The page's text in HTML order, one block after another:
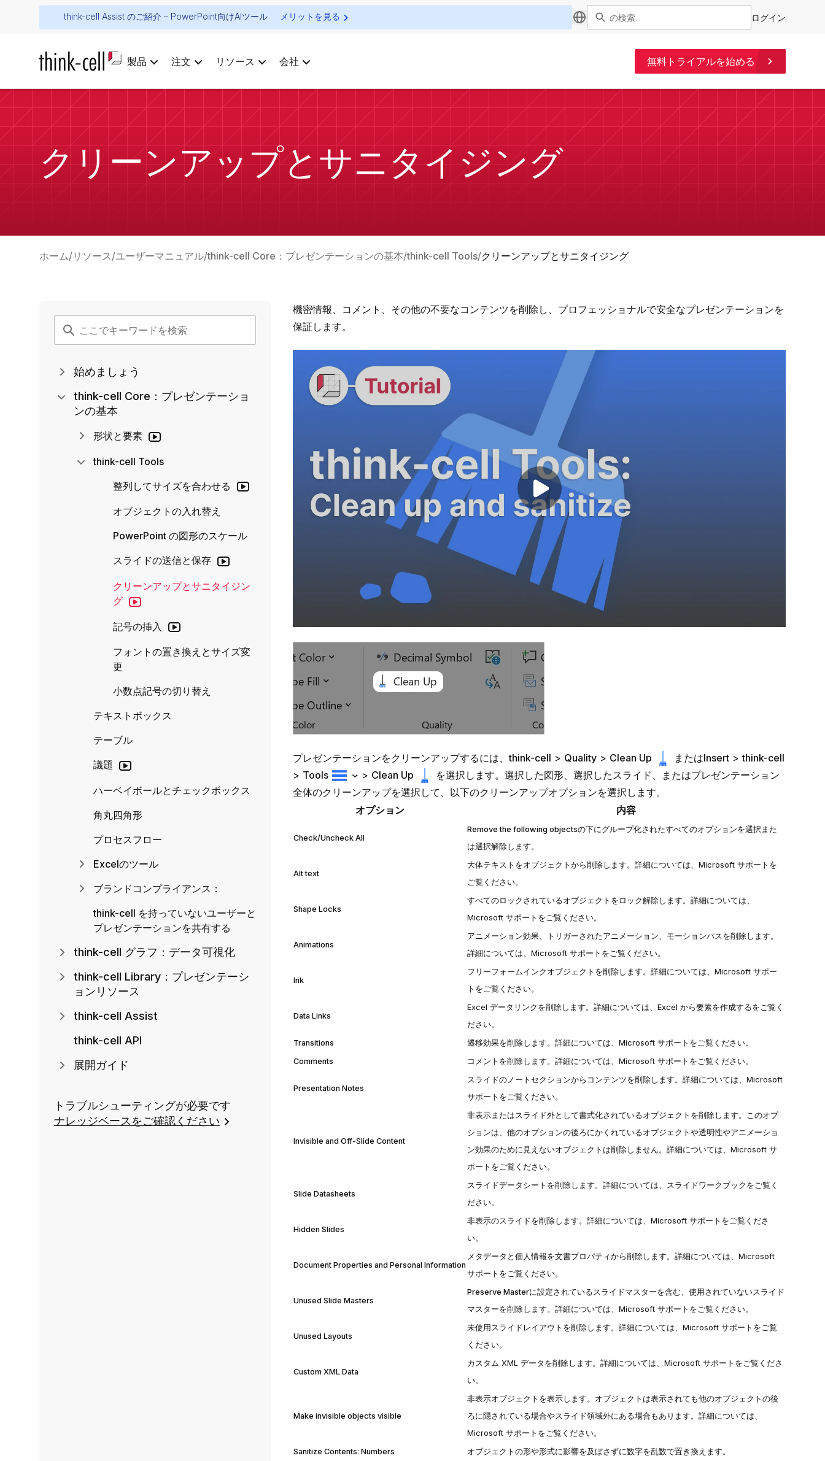
think-cell Assist のご紹介 – PowerPoint向けAIツール メリットを見る ログイン
製品 注文 リソース 会社 無料トライアルを始める
クリーンアップとサニタイジング
ホーム リソース ユーザーマニュアル think-cell Core：プレゼンテーションの基本 think-cell Tools クリーンアップとサニタイジング
機密情報、コメント、その他の不要なコンテンツを削除し、プロフェッショナルで安全なプレゼンテーションを
保証します。
Play video
プレゼンテーションをクリーンアップするには、think-cell > Quality > Clean Up またはInsert >think-cell
> Tools > Clean Up
を選択します。選択した図形、選択したスライド、またはプレゼンテーション
全体のクリーンアップを選択して、以下のクリーンアップオプションを選択します。
オプション
内容
Check/Uncheck All
Remove the following objectsの下にグループ化されたすべてのオプションを選択また
は選択解除します。
Alt text
大体テキストをオブジェクトから削除します。詳細については、Microsoft サポート を
ご覧ください。
Shape Locks
すべてのロックされているオブジェクトをロック解除します。詳細については、
Microsoft サポート をご覧ください。
Animations
アニメーション効果、トリガーされたアニメーション、モーションパスを削除します。
詳細については、Microsoft サポート をご覧ください。
Ink
フリーフォームインクオブジェクトを削除します。詳細については、Microsoft サポー
ト をご覧ください。
Data Links
Excel データリンクを削除します。詳細については、Excel から要素を作成するをご覧く
ださい。
Transitions
遷移効果を削除します。詳細については、Microsoft サポート をご覧ください。
Comments
コメントを削除します。詳細については、Microsoft サポート をご覧ください。
Presentation Notes
スライドのノートセクションからコンテンツを削除します。詳細については、Microsoft
サポート をご覧ください。
Invisible and Off-Slide Content
非表示またはスライド外として書式化されているオブジェクトを削除します。このオプ
ションは、他のオプションの後ろにかくれているオブジェクトや透明性やアニメーショ
ン効果のために見えないオブジェクトは削除しません。詳細については、Microsoft サ
ポート をご覧ください。
Slide Datasheets
スライドデータシートを削除します。詳細については、 スライドワークブック をご覧く
ださい。
Hidden Slides
非表示のスライドを削除します。詳細については、Microsoft サポート をご覧くださ
い。
Document Properties and Personal Information
メタデータと個人情報を文書プロパティから削除します。詳細については、Microsoft
サポート をご覧ください。
Unused Slide Masters
Preserve Masterに設定されているスライドマスターを含む、使用されていないスライド
マスターを削除します。詳細については、Microsoft サポート をご覧ください。
Unused Layouts
未使用スライドレイアウトを削除します。詳細については、Microsoft サポート をご覧
ください。
Custom XML Data
カスタム XML データを削除します。詳細については、Microsoft サポート をご覧くださ
い。
Make invisible objects visible
非表示オブジェクトを表示します。オブジェクトは表示されても他のオブジェクトの後
ろに隠されている場合やスライド領域外にある場合もあります。詳細については、
Microsoft サポート をご覧ください。
Sanitize Contents: Numbers
オブジェクトの形や形式に影響を及ぼさずに数字を乱数で置き換えます。
始めましょう
think-cell Core：プレゼンテーショ
ンの基本
形状と要素
think-cell Tools
整列してサイズを合わせる
オブジェクトの入れ替え
PowerPoint の図形のスケール
スライドの送信と保存
クリーンアップとサニタイジン
グ
記号の挿入
フォントの置き換えとサイズ変
更
小数点記号の切り替え
テキストボックス
テーブル
議題
ハーベイボールとチェックボックス
角丸四角形
プロセスフロー
Excelのツール
ブランドコンプライアンス：
think-cell を持っていないユーザーと
プレゼンテーションを共有する
think-cell グラフ：データ可視化
think-cell Library：プレゼンテーシ
ョンリソース
think-cell Assist
think-cell API
展開ガイド
トラブルシューティングが必要です
ナレッジベースをご確認ください